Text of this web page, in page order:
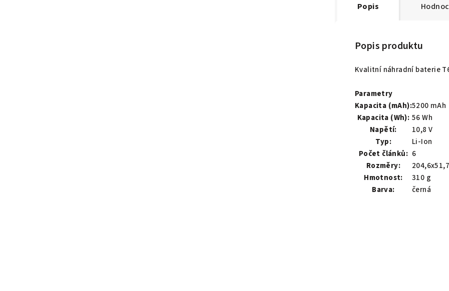
Popis
Popis produktu
Kvalitní náhradní baterie
Parametry
Kapacita (mAh):5200 mAh
Kapacita (Wh): 56 Wh
Napětí:
10,8 V
Typ:
Li-Ion
Počet článků: 6
Rozměry:
Hmotnost:
310 g
Barva:
černá